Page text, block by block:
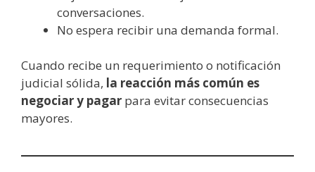
conversaciones.
No espera recibir una demanda formal.
Cuando recibe un requerimiento o notificación
judicial sólida, la reacción más común es
negociar y pagar para evitar consecuencias
mayores.